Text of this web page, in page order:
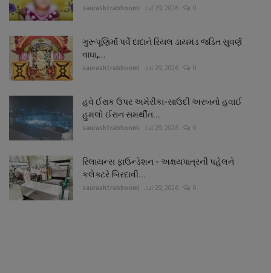
saurashtrabhoomi Jul 29, 2026 0
ગુરૂપૂણિર્માં પર્વે દાદાને રિયલ ડાયમંડ જડિત સુવર્ણ
વાઘા,...
saurashtrabhoomi Jul 29, 2026 0
હવે ઈરાક ઉપર અમેરીકા-સાઉદી અરબનો હવાઈ
હુમલો ઈરાન સમર્થીત...
saurashtrabhoomi Jul 29, 2026 0
રિલાયન્સ ફાઉન્ડેશન - અક્ષયપાત્રની પહેલને
કલેક્ટરે બિરદાવી...
saurashtrabhoomi Jul 29, 2026 0